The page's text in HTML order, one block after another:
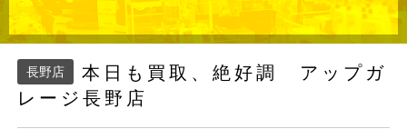
長野店
本日も買取、絶好調 アップガ
レージ長野店